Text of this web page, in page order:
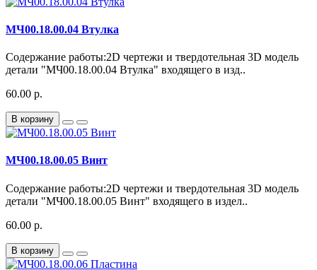
МЧ00.18.00.04 Втулка
Содержание работы:2D чертежи и твердотельная 3D модель
детали "МЧ00.18.00.04 Втулка" входящего в изд..
60.00 р.
В корзину
МЧ00.18.00.05 Винт
Содержание работы:2D чертежи и твердотельная 3D модель
детали "МЧ00.18.00.05 Винт" входящего в издел..
60.00 р.
В корзину